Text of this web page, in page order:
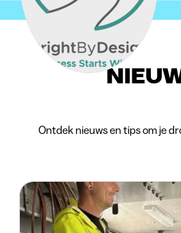
Ontdek nieuws en tips om je